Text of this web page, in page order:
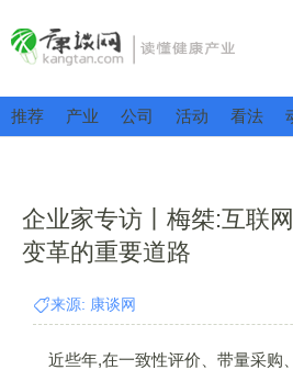
推荐 产业 公司 活动 看法
企业家专访丨梅桀:互联
变革的重要道路
来源: 康谈网
近些年,在一致性评价、带量采购